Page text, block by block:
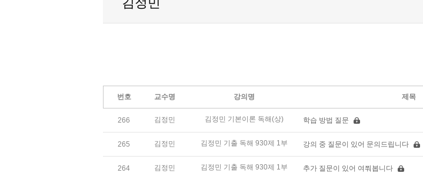
번호 교수명 강의명 제목
266 김정민 김정민 기본이론 독해(상) 학습 방법 질문
265 김정민 김정민 기출 독해 930제 1부 강의 중 질문이 있어 문의드립니다
264 김정민 김정민 기출 독해 930제 1부 추가 질문이 있어 여쭤봅니다